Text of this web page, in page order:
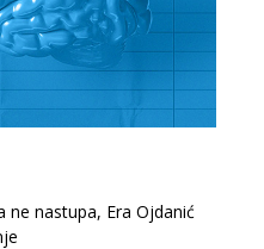
ne nastupa, Era Ojdanić